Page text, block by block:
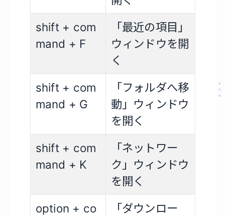
shift + com
mand + F
「最近の項目」
ウィンドウを開
く
shift + com
mand + G
「フォルダへ移
動」ウィンドウ
を開く
shift + com
mand + K
「ネットワー
ク」ウィンドウ
を開く
option + co
「ダウンロー